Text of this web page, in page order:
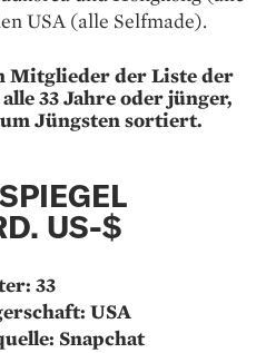
USA (alle Selfmade).
Mitglieder der Liste der
33 Jahre oder jünger,
Jüngsten sortiert.
US-$
33
USA
Snapchat